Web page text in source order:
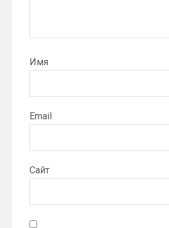
Имя
Email
Сайт